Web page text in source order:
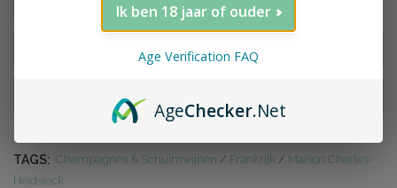
AAN VERLANGLIJST TOEVOEGEN
TOEVOEGEN OM TE VERGELIJKEN
TAGS: Champagnes & Schuimwijnen / Frankrijk / Maison Charles-
Heidsieck
Ik ben 18 jaar of ouder
Age Verification FAQ
AgeChecker.Net